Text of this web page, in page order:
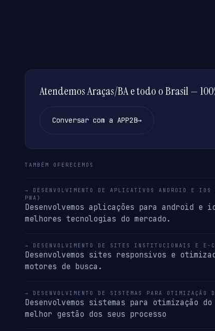
Atendemos Araças/BA e todo o Brasil —
Conversar com a APP2B→
TAMBÉM OFERECEMOS
→ DESENVOLVIMENTO DE APLICATIVOS ANDROID E
PWA)
Desenvolvemos aplicações para android e
melhores tecnologias do mercado.
→ DESENVOLVIMENTO DE SITES INSTITUCIONAIS E E-
Desenvolvemos sites responsivos e
motores de busca.
→ DESENVOLVIMENTO DE SISTEMAS PARA OTIMIZAÇÃO
Desenvolvemos sistemas para otimização
melhor gestão dos seus processo